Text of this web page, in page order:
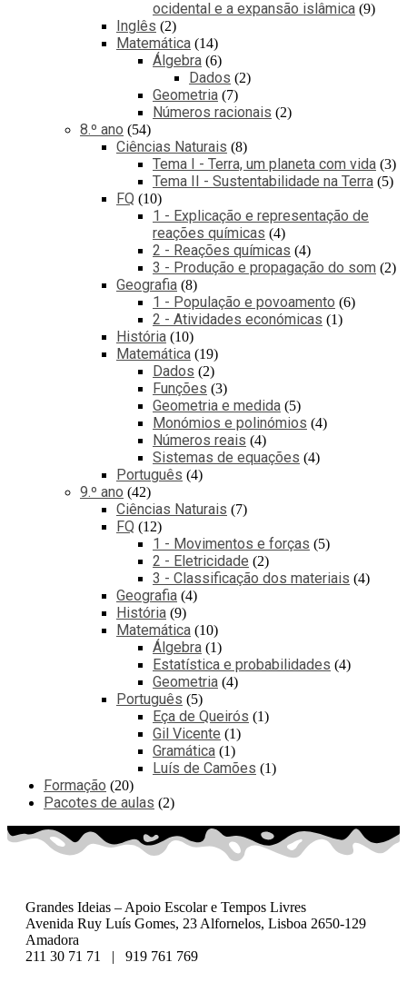
ocidental e a expansão islâmica 9
Inglês 2
Matemática 14
Álgebra 6
Dados 2
Geometria 7
Números racionais 2
8.º ano 54
Ciências Naturais 8
Tema I - Terra, um planeta com vida 3
Tema II - Sustentabilidade na Terra 5
FQ 10
1 - Explicação e representação de
reações químicas 4
2 - Reações químicas 4
3 - Produção e propagação do som 2
Geografia 8
1 - População e povoamento 6
2 - Atividades económicas 1
História 10
Matemática 19
Dados 2
Funções 3
Geometria e medida 5
Monómios e polinómios 4
Números reais 4
Sistemas de equações 4
Português 4
9.º ano 42
Ciências Naturais 7
FQ 12
1 - Movimentos e forças 5
2 - Eletricidade 2
3 - Classificação dos materiais 4
Geografia 4
História 9
Matemática 10
Álgebra 1
Estatística e probabilidades 4
Geometria 4
Português 5
Eça de Queirós 1
Gil Vicente 1
Gramática 1
Luís de Camões 1
Formação 20
Pacotes de aulas 2
Grandes Ideias – Apoio Escolar e Tempos Livres
Avenida Ruy Luís Gomes, 23 Alfornelos, Lisboa 2650-129
Amadora
211 30 71 71 | 919 761 769